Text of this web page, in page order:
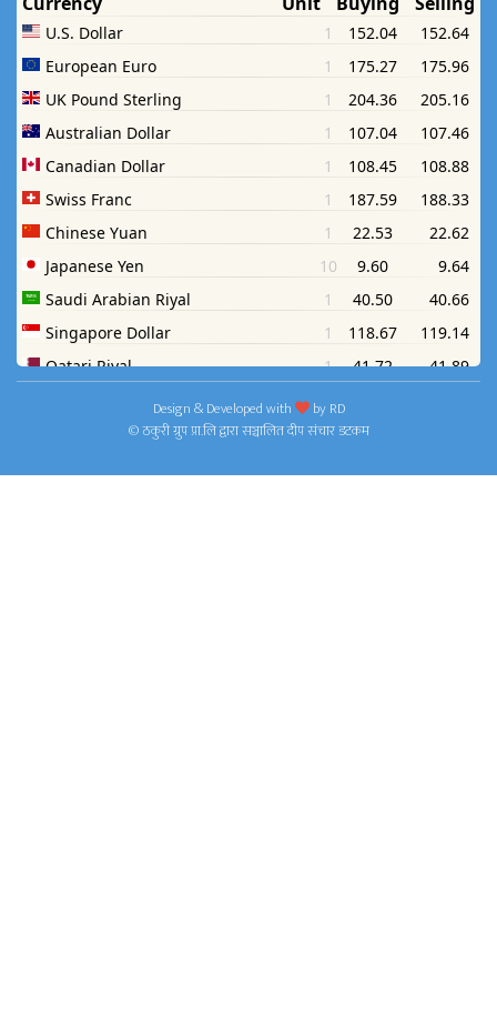
Design & Developed with byRD
© ठकुरी ग्रुप प्रा.लि द्वारा सञ्चालित दीप संचार डटकम